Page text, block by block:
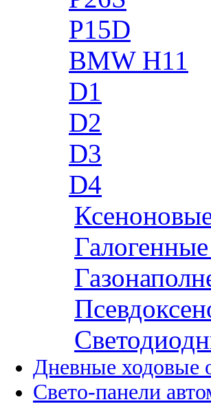
P15D
BMW H11
D1
D2
D3
D4
Дневные ходовые
Свето-панели